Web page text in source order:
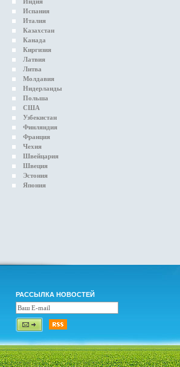
Испания
Италия
Казахстан
Канада
Киргизия
Латвия
Литва
Молдавия
Нидерланды
Польша
США
Узбекистан
Финляндия
Франция
Чехия
Швейцария
Швеция
Эстония
Япония
РАССЫЛКА НОВОСТЕЙ